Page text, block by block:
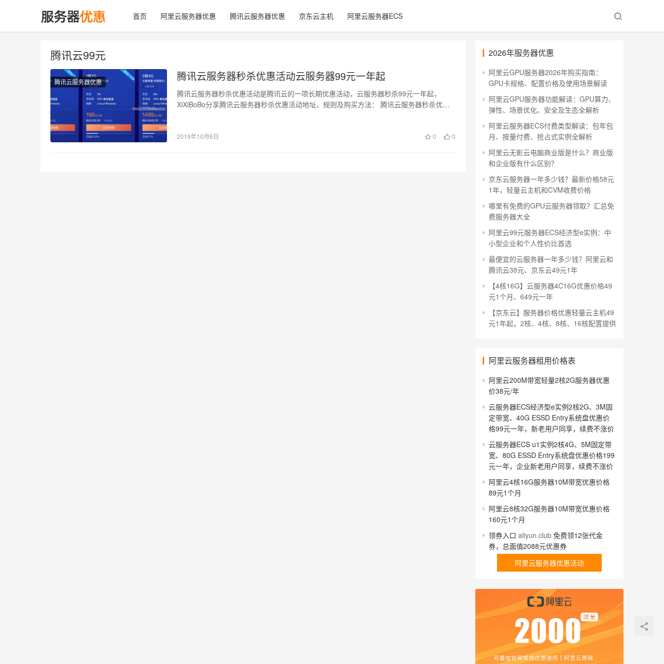
首页 阿里云服务器优惠 腾讯云服务器优惠 京东云主机 阿里云服务器ECS
腾讯云99元
腾讯云服务器优惠 腾讯云服务器秒杀优惠活动云服务器99元一年起
腾讯云服务器秒杀优惠活动是腾讯云的一项长期优惠活动，云服务器秒杀99元一年起，
XiXiBoBo分享腾讯云服务器秒杀优惠活动地址、规则及购买方法： 腾讯云服务器秒杀优惠
2019年10月6日 0 0
2026年服务器优惠
阿里云GPU服务器2026年购买指南：
GPU卡规格、配置价格及使用场景解读
阿里云GPU服务器功能解读：GPU算力、
弹性、场景优化、安全及生态全解析
阿里云服务器ECS付费类型解读：包年包
月、按量付费、抢占式实例全解析
阿里云无影云电脑商业版是什么？商业版
和企业版有什么区别？
京东云服务器一年多少钱？最新价格58元
1年，轻量云主机和CVM收费价格
哪里有免费的GPU云服务器领取？汇总免
费服务器大全
阿里云99元服务器ECS经济型e实例：中
小型企业和个人性价比首选
最便宜的云服务器一年多少钱？阿里云和
腾讯云38元、京东云49元1年
【4核16G】云服务器4C16G优惠价格49
元1个月、649元一年
【京东云】服务器价格优惠轻量云主机49
元1年起，2核、4核、8核、16核配置提供
阿里云服务器租用价格表
阿里云200M带宽轻量2核2G服务器优惠
价38元/年
云服务器ECS经济型e实例2核2G、3M固
定带宽、40G ESSD Entry系统盘优惠价
格99元一年，新老用户同享，续费不涨价
云服务器ECS u1实例2核4G、5M固定带
宽、80G ESSD Entry系统盘优惠价格199
元一年，企业新老用户同享，续费不涨价
阿里云4核16G服务器10M带宽优惠价格
89元1个月
阿里云8核32G服务器10M带宽优惠价格
160元1个月
领券入口 aliyun.club 免费领12张代金
券，总面值2088元优惠券
阿里云服务器优惠活动